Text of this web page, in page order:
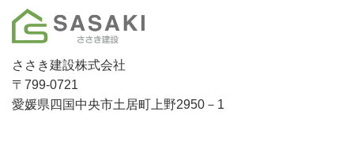
ささき建設株式会社
〒799-0721
愛媛県四国中央市土居町上野2950－1